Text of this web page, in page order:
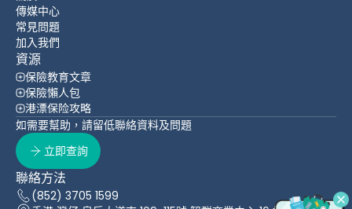
傳媒中心
常見問題
加入我們
資源
保險教育文章
保險懶人包
港漂保险攻略
如需要幫助，請留低聯絡資料及問題
立即查詢
聯絡方法
(852) 3705 1599